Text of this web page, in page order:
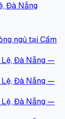
Đà Nẵng